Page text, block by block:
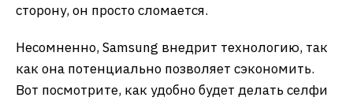
сторону, он просто сломается.
Несомненно, Samsung внедрит технологию, так
как она потенциально позволяет сэкономить.
Вот посмотрите, как удобно будет делать селфи